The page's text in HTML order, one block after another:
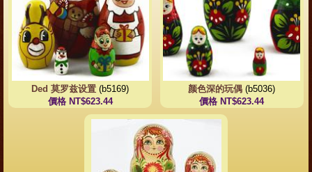
Ded 莫罗兹设置 (b5169)
價格 NT$623.44
颜色深的玩偶 (b5036)
價格 NT$623.44